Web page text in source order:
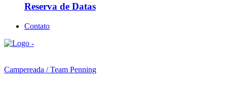
Reserva de Datas
Contato
Campereada / Team Penning